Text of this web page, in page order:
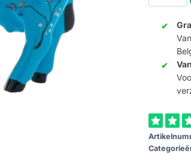
Vincent
aantal